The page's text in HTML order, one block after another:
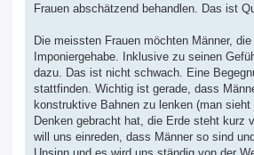
r
Frauen abschätzend behandlen. Das ist
Die meissten Frauen möchten Männer,
Imponiergehabe. Inklusive zu seinen
dazu. Das ist nicht schwach. Eine
stattfinden. Wichtig ist gerade, dass
konstruktive Bahnen zu lenken (man
Denken gebracht hat, die Erde steht kurz
will uns einreden, dass Männer so sind